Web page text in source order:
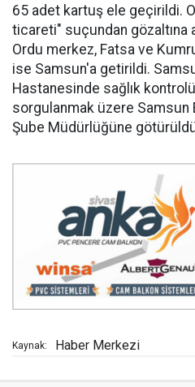
65 adet kartuş ele geçirildi.
ticareti" suçundan gözaltına
Ordu merkez, Fatsa ve
ise Samsun'a getirildi.
Hastanesinde sağlık
sorgulanmak üzere Samsun
Şube Müdürlüğüne
Kaynak: Haber Merkezi